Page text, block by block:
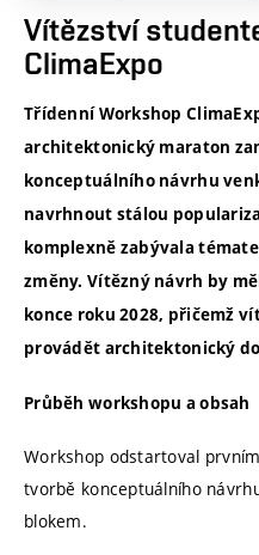
Vítězství
ClimaExpo
Třídenní Workshop
architektonický maraton
konceptuálního návrhu
navrhnout stálou
komplexně zabývala
změny. Vítězný návrh by
konce roku 2028, přičemž
provádět architektonický
Průběh workshopu a obsah
Workshop odstartoval
tvorbě konceptuálního
blokem.